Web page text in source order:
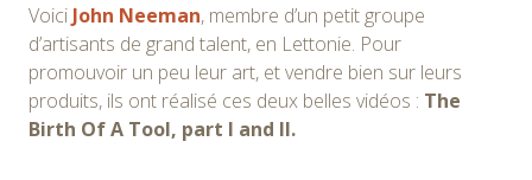
Voici John Neeman, membre d’un petit groupe
d’artisants de grand talent, en Lettonie. Pour
promouvoir un peu leur art, et vendre bien sur leurs
produits, ils ont réalisé ces deux belles vidéos : The
Birth Of A Tool, part I and II.